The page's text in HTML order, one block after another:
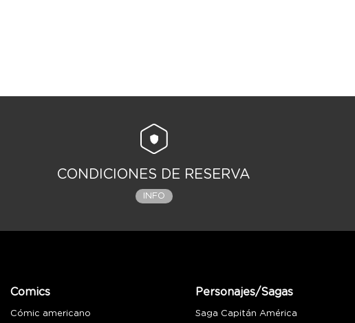
CONDICIONES DE RESERVA
INFO
Comics
Cómic americano
Personajes/Sagas
Saga Capitán América